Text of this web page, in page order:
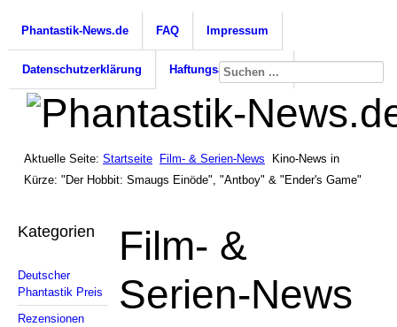
Phantastik-News.de FAQ Impressum
Datenschutzerklärung Haftungsausschluss
Aktuelle Seite: Startseite Film- & Serien-News
Kino-News in
Kürze: "Der Hobbit: Smaugs Einöde", "Antboy" & "Ender's Game"
Kategorien
Deutscher
Phantastik Preis
Rezensionen
Film- &
Serien-News